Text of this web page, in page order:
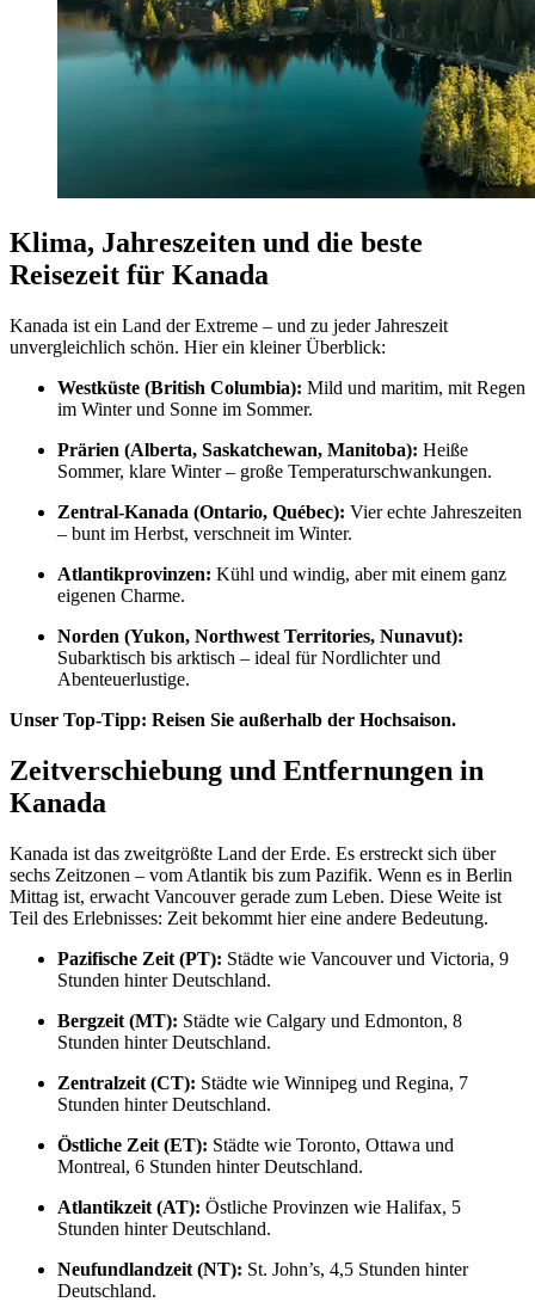
Klima, Jahreszeiten und die beste
Reisezeit für Kanada
Kanada ist ein Land der Extreme – und zu jeder Jahreszeit
unvergleichlich schön. Hier ein kleiner Überblick:
Westküste (British Columbia): Mild und maritim, mit Regen
im Winter und Sonne im Sommer.
Prärien (Alberta, Saskatchewan, Manitoba): Heiße
Sommer, klare Winter – große Temperaturschwankungen.
Zentral-Kanada (Ontario, Québec): Vier echte Jahreszeiten
– bunt im Herbst, verschneit im Winter.
Atlantikprovinzen: Kühl und windig, aber mit einem ganz
eigenen Charme.
Norden (Yukon, Northwest Territories, Nunavut):
Subarktisch bis arktisch – ideal für Nordlichter und
Abenteuerlustige.
Unser Top-Tipp: Reisen Sie außerhalb der Hochsaison.
Zeitverschiebung und Entfernungen in
Kanada
Kanada ist das zweitgrößte Land der Erde. Es erstreckt sich über
sechs Zeitzonen – vom Atlantik bis zum Pazifik. Wenn es in Berlin
Mittag ist, erwacht Vancouver gerade zum Leben. Diese Weite ist
Teil des Erlebnisses: Zeit bekommt hier eine andere Bedeutung.
Pazifische Zeit (PT): Städte wie Vancouver und Victoria, 9
Stunden hinter Deutschland.
Bergzeit (MT): Städte wie Calgary und Edmonton, 8
Stunden hinter Deutschland.
Zentralzeit (CT): Städte wie Winnipeg und Regina, 7
Stunden hinter Deutschland.
Östliche Zeit (ET): Städte wie Toronto, Ottawa und
Montreal, 6 Stunden hinter Deutschland.
Atlantikzeit (AT): Östliche Provinzen wie Halifax, 5
Stunden hinter Deutschland.
Neufundlandzeit (NT): St. John’s, 4,5 Stunden hinter
Deutschland.